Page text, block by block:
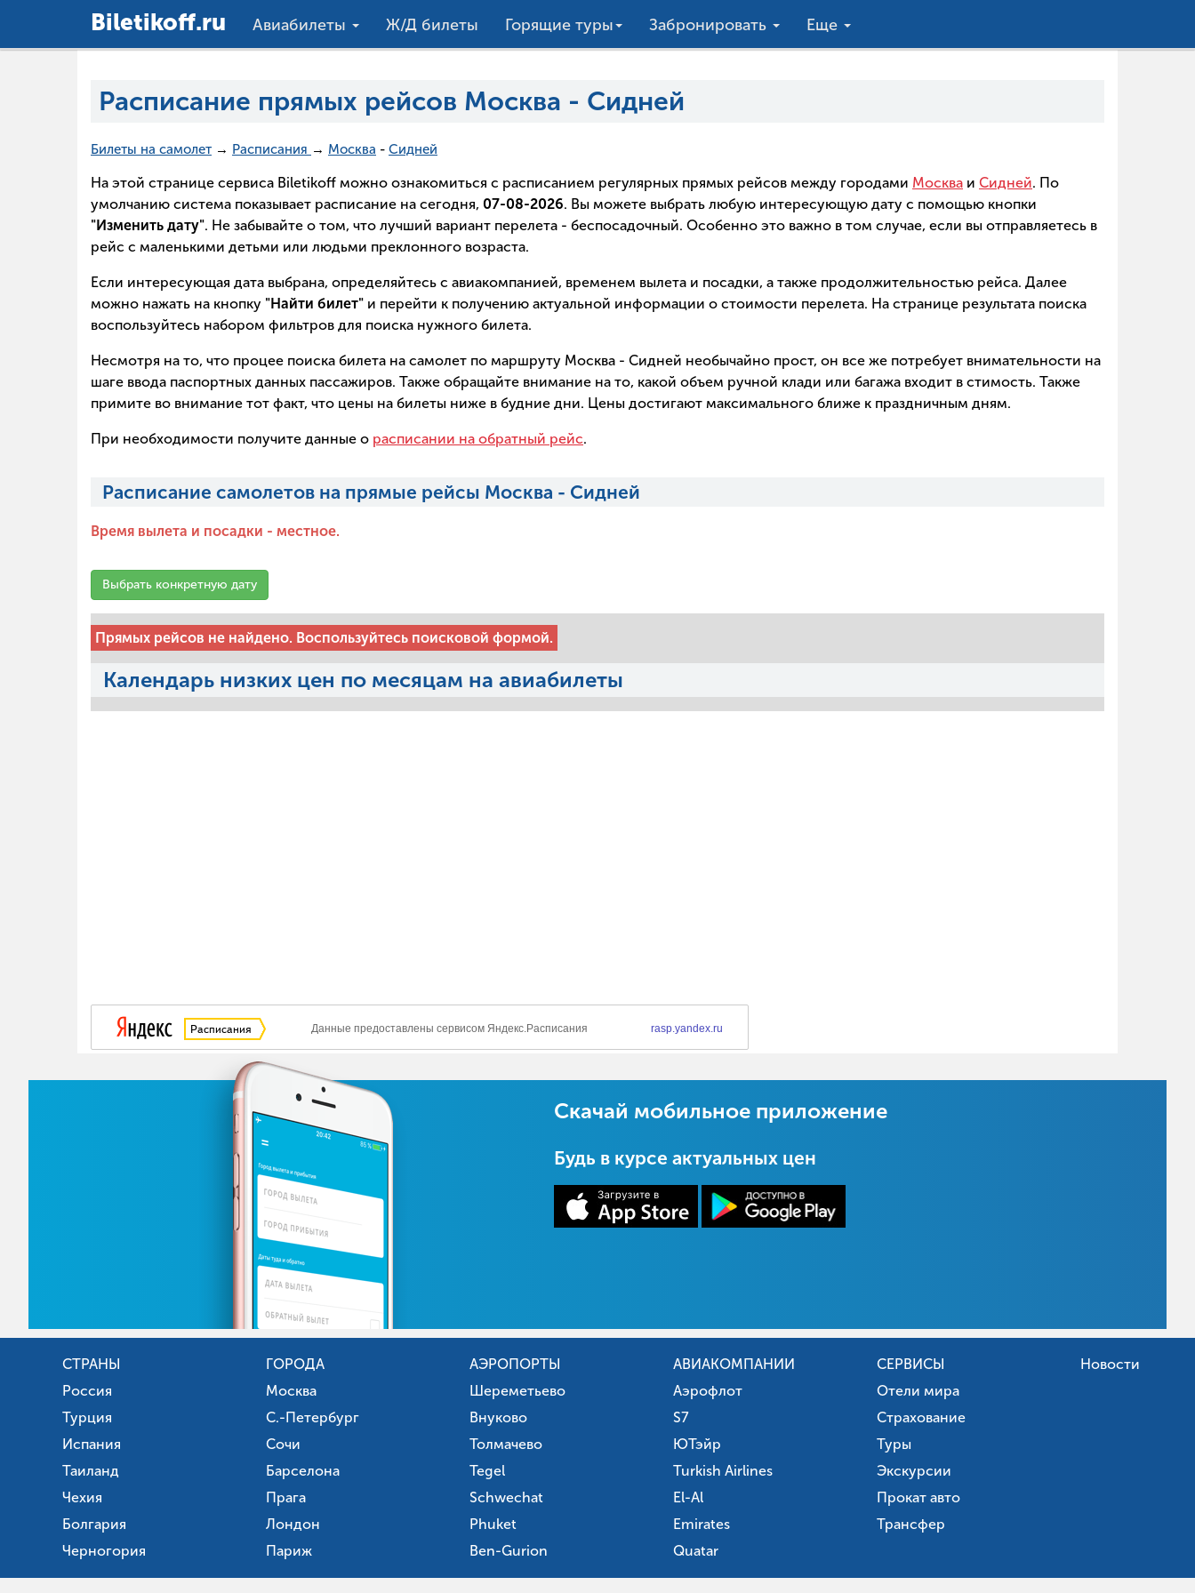
Вiletikoff.ru Авиабилеты Ж/Д билеты Горящие туры Забронировать Еще
Расписание прямых рейсов Москва - Сидней
Билеты на самолет → Расписания → Москва - Сидней
На этой странице сервиса Biletikoff можно ознакомиться с расписанием регулярных прямых рейсов между городами Москва и Сидней. По
умолчанию система показывает расписание на сегодня, 07-08-2026. Вы можете выбрать любую интересующую дату с помощью кнопки
"Изменить дату". Не забывайте о том, что лучший вариант перелета - беспосадочный. Особенно это важно в том случае, если вы отправляетесь в
рейс с маленькими детьми или людьми преклонного возраста.
Если интересующая дата выбрана, определяйтесь с авиакомпанией, временем вылета и посадки, а также продолжительностью рейса. Далее
можно нажать на кнопку "Найти билет" и перейти к получению актуальной информации о стоимости перелета. На странице результата поиска
воспользуйтесь набором фильтров для поиска нужного билета.
Несмотря на то, что процее поиска билета на самолет по маршруту Москва - Сидней необычайно прост, он все же потребует внимательности на
шаге ввода паспортных данных пассажиров. Также обращайте внимание на то, какой объем ручной клади или багажа входит в стимость. Также
примите во внимание тот факт, что цены на билеты ниже в будние дни. Цены достигают максимального ближе к праздничным дням.
При необходимости получите данные о расписании на обратный рейс.
Расписание самолетов на прямые рейсы Москва - Сидней
Время вылета и посадки - местное.
Выбрать конкретную дату
Прямых рейсов не найдено. Воспользуйтесь поисковой формой.
Календарь низких цен по месяцам на авиабилеты
Скачай мобильное приложение
Будь в курсе актуальных цен
СТРАНЫ
Россия
Турция
Испания
Таиланд
Чехия
Болгария
Черногория
ГОРОДА
Москва
С.-Петербург
Сочи
Барселона
Прага
Лондон
Париж
АЭРОПОРТЫ
Шереметьево
Внуково
Толмачево
Tegel
Schwechat
Phuket
Ben-Gurion
АВИАКОМПАНИИ
Аэрофлот
S7
ЮТэйр
Turkish Airlines
El-Al
Emirates
Quatar
СЕРВИСЫ
Отели мира
Страхование
Туры
Экскурсии
Прокат авто
Трансфер
Новости